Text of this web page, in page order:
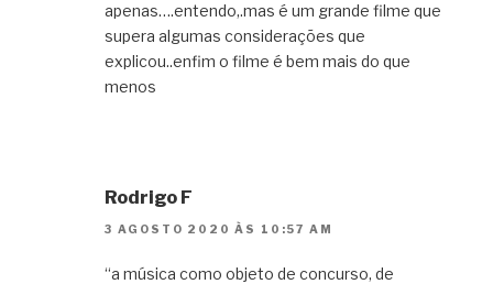
apenas….entendo,.mas é um grande filme que
supera algumas considerações que
explicou..enfim o filme é bem mais do que
menos
Rodrigo F
3 AGOSTO 2020 ÀS 10:57 AM
“a música como objeto de concurso, de